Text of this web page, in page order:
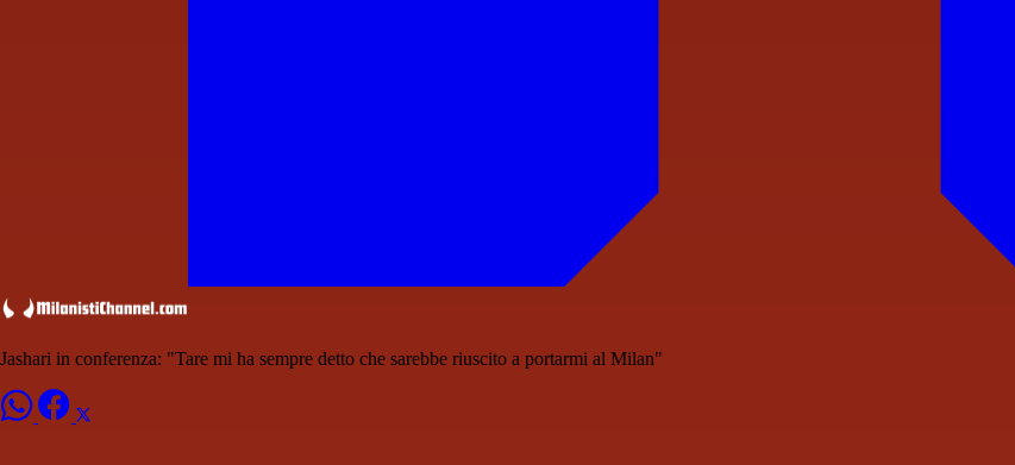
Jashari in conferenza: "Tare mi ha sempre detto che sarebbe riuscito a portarmi al Milan"